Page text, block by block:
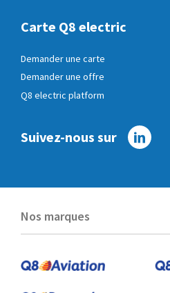
Carte Q8 electric
Demander une carte
Demander une offre
Q8 electric platform
Suivez-nous sur
Linkedin
Nos marques